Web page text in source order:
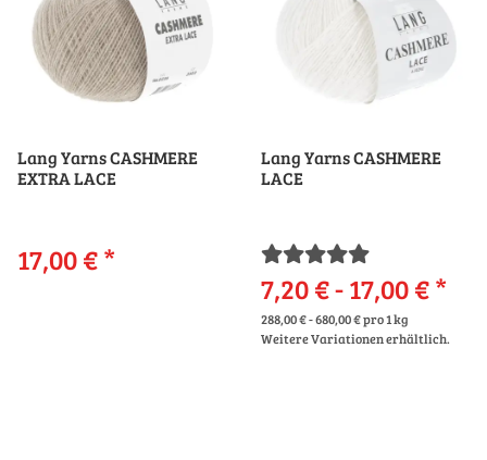
Lang Yarns CASHMERE
EXTRA LACE
17,00 €*
Lang Yarns CASHMERE
LACE
7,20 € -17,00 €*
288,00 € - 680,00 € pro 1 kg
Weitere Variationen erhältlich.